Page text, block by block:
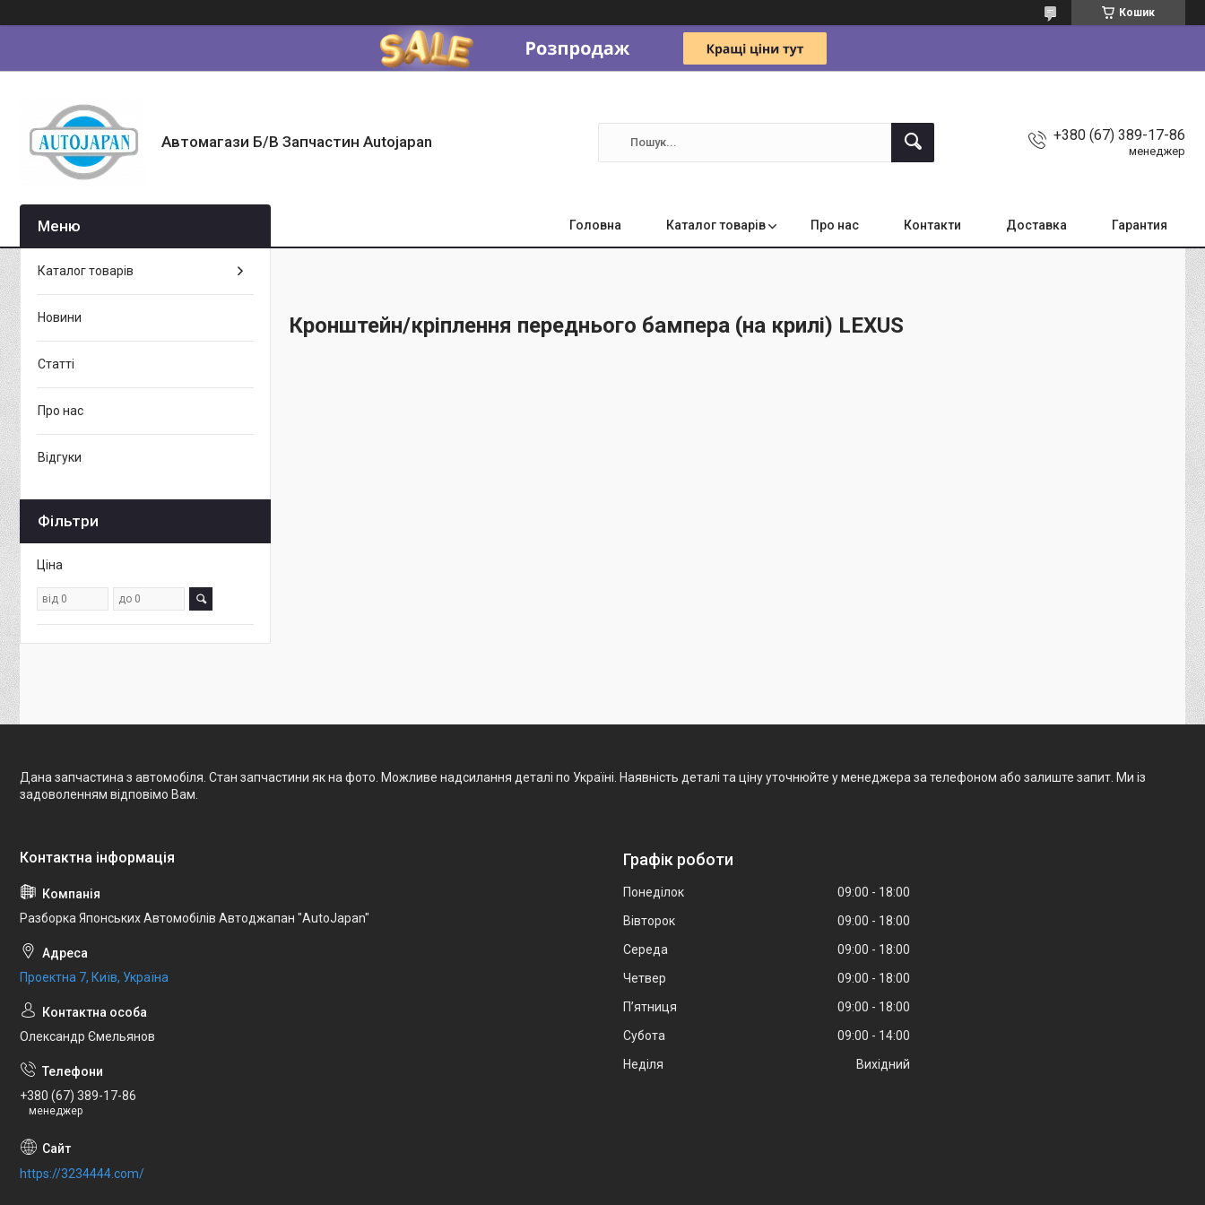
Кошик
Автомагази Б/В Запчастин Autojapan +380 (67) 389-17-86
менеджер
Головна Каталог товарів Про нас Контакти Доставка Гарантия
Кронштейн/кріплення переднього бампера (на крилі) LEXUS
Каталог товарів
Новини
Статті
Про нас
Відгуки
Фільтри
Ціна
Дана запчастина з автомобіля. Стан запчастини як на фото. Можливе надсилання деталі по Україні. Наявність деталі та ціну уточнюйте у менеджера за телефоном або залиште запит. Ми із
задоволенням відповімо Вам.
Разборка Японських Автомобілів Автоджапан "AutoJapan"
Проектна 7, Київ, Україна
Олександр Ємельянов
+380 (67) 389-17-86
менеджер
https://3234444.com/
Графік роботи
Понеділок 09:00
18:00
Вівторок
09:00
18:00
Середа
09:00
18:00
Четвер
09:00
18:00
Пʼятниця
09:00
18:00
Субота
09:00
14:00
Неділя
Вихідний